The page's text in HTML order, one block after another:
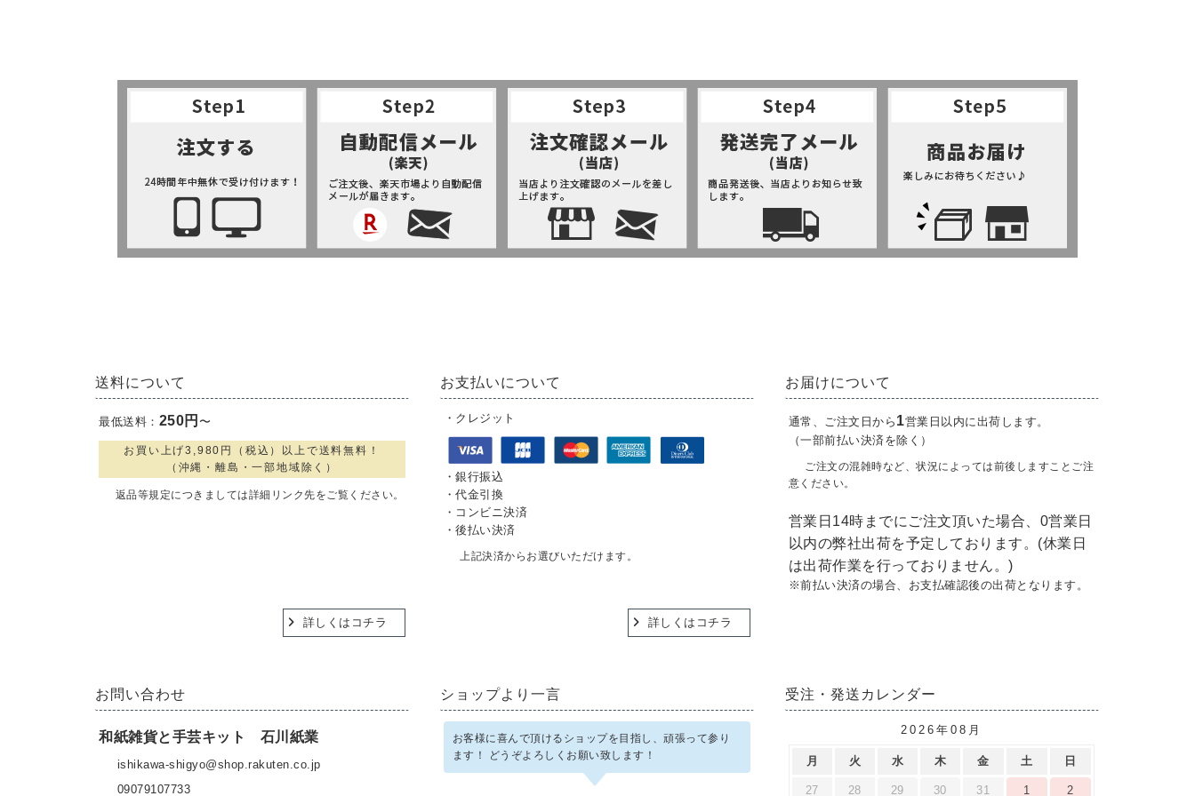
送料について
最低送料： 250円 〜
お買い上げ3,980円（税込）以上で送料無料！
（沖縄・離島・一部地域除く）
返品等規定につきましては詳細リンク先をご覧ください。
詳しくはコチラ
お支払いについて
・クレジット
・銀行振込
・代金引換
・コンビニ決済
・後払い決済
上記決済からお選びいただけます。
詳しくはコチラ
お届けについて
通常、ご注文日から 1営業日以内に出荷します。
（一部前払い決済を除く）
ご注文の混雑時など、状況によっては前後しますことご注
意ください。
営業日14時までにご注文頂いた場合、0営業日
以内の弊社出荷を予定しております。(休業日
は出荷作業を行っておりません。)
※前払い決済の場合、お支払確認後の出荷となります。
お問い合わせ
和紙雑貨と手芸キット 石川紙業
ishikawa-shigyo@shop.rakuten.co.jp
09079107733
ショップより一言
お客様に喜んで頂けるショップを目指し、頑張って参り
ます！ どうぞよろしくお願い致します！
受注・発送カレンダー
2026年08月
月 火 水 木 金 土 日
27 28 29 30 31 1 2